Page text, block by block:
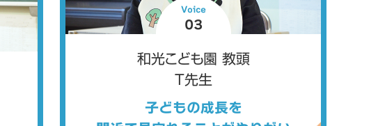
Voice
03
和光こども園 教頭
T先生
子どもの成長を